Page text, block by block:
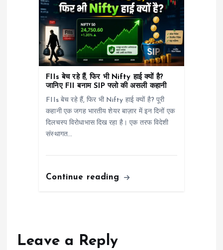
FIIs बेच रहे हैं, फिर भी Nifty हाई क्यों है?
जानिए FII बनाम SIP फ्लो की असली कहानी
FIIs बेच रहे हैं, फिर भी Nifty हाई क्यों है? पूरी
कहानी एक जगह भारतीय शेयर बाज़ार में इन दिनों एक
दिलचस्प विरोधाभास दिख रहा है। एक तरफ विदेशी
संस्थागत…
Continue reading
Leave a Reply